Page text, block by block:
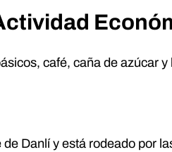
café, caña de azúcar
Danlí y está rodeado por